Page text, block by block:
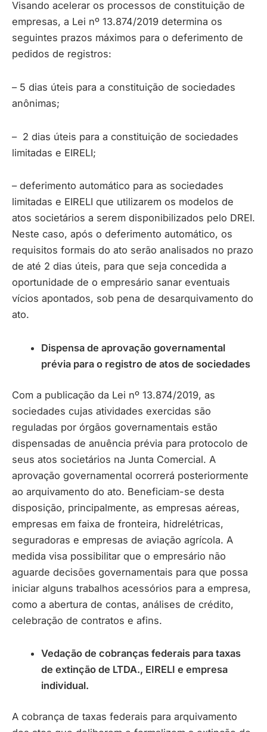
Visando acelerar os processos de constituição de
empresas, a Lei nº 13.874/2019 determina os
seguintes prazos máximos para o deferimento de
pedidos de registros:
– 5 dias úteis para a constituição de sociedades
anônimas;
– 2 dias úteis para a constituição de sociedades
limitadas e EIRELI;
– deferimento automático para as sociedades
limitadas e EIRELI que utilizarem os modelos de
atos societários a serem disponibilizados pelo DREI.
Neste caso, após o deferimento automático, os
requisitos formais do ato serão analisados no prazo
de até 2 dias úteis, para que seja concedida a
oportunidade de o empresário sanar eventuais
vícios apontados, sob pena de desarquivamento do
ato.
Dispensa de aprovação governamental
prévia para o registro de atos de sociedades
Com a publicação da Lei nº 13.874/2019, as
sociedades cujas atividades exercidas são
reguladas por órgãos governamentais estão
dispensadas de anuência prévia para protocolo de
seus atos societários na Junta Comercial. A
aprovação governamental ocorrerá posteriormente
ao arquivamento do ato. Beneficiam-se desta
disposição, principalmente, as empresas aéreas,
empresas em faixa de fronteira, hidrelétricas,
seguradoras e empresas de aviação agrícola. A
medida visa possibilitar que o empresário não
aguarde decisões governamentais para que possa
iniciar alguns trabalhos acessórios para a empresa,
como a abertura de contas, análises de crédito,
celebração de contratos e afins.
Vedação de cobranças federais para taxas
de extinção de LTDA., EIRELI e empresa
individual.
A cobrança de taxas federais para arquivamento